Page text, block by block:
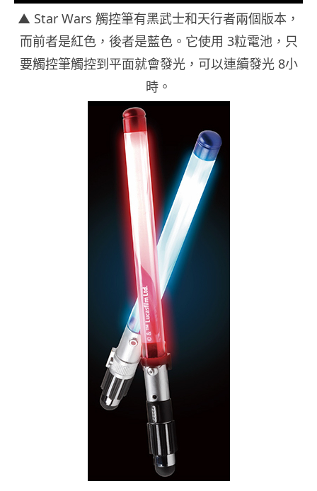
▲ Star Wars 觸控筆有黑武士和天行者兩個版本，
而前者是紅色，後者是藍色。它使用 3粒電池，只
要觸控筆觸控到平面就會發光，可以連續發光 8小
時。